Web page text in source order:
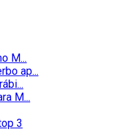
M...
ap...
M...
3